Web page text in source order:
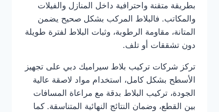
بطريقة متقنة واحترافية داخل المنازل والفيلات
والمكاتب. فالبلاط المركب بشكل صحيح يضمن
المتانة، مقاومة الرطوبة، وثبات البلاط لفترة طويلة
دون تشققات أو تلف.
تركز شركات تركيب بلاط سيراميك دبي على تجهيز
الأسطح بشكل كامل، استخدام مواد لاصقة عالية
الجودة، تركيب البلاط بدقة مع مراعاة المسافات
بين القطع، وضمان النتائج النهائية المتناسقة. كما